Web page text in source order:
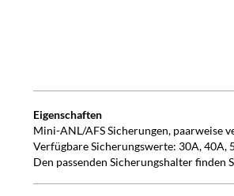
Eigenschaften
Mini-ANL/AFS Sicherungen, paarweise
Verfügbare Sicherungswerte: 30A, 40A,
Den passenden Sicherungshalter finden